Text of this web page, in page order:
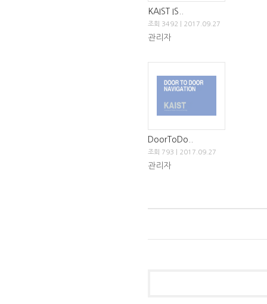
KAIST IS..
조회 3492 | 2017.09.27
관리자
DoorToDo..
조회 793 | 2017.09.27
관리자